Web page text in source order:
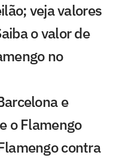
veja valores
o valor de
no
e
o Flamengo
contra